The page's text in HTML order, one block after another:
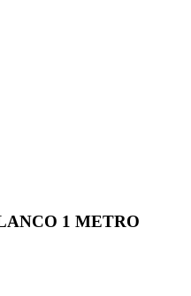
1 METRO